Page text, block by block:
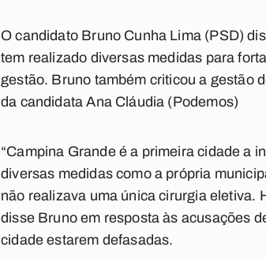
O candidato Bruno Cunha Lima (PSD)
tem realizado diversas medidas para
gestão. Bruno também criticou a gestão
da candidata Ana Cláudia (Podemos)
“Campina Grande é a primeira cidade a
diversas medidas como a própria
não realizava uma única cirurgia eletiva.
disse Bruno em resposta às acusações
cidade estarem defasadas.